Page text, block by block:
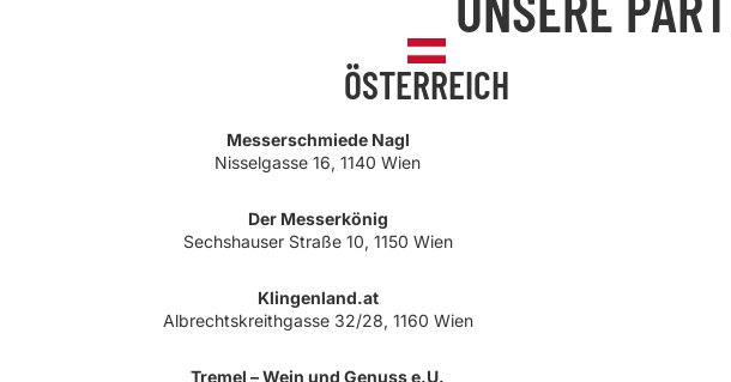
ÖSTERREICH
Messerschmiede Nagl
Nisselgasse 16, 1140 Wien
Der Messerkönig
Sechshauser Straße 10, 1150 Wien
Klingenland.at
Albrechtskreithgasse 32/28, 1160 Wien
Tremel – Wein und Genuss e.U.